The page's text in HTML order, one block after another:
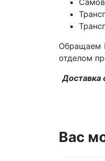
Обращаем
отделом
Доставка
Вас